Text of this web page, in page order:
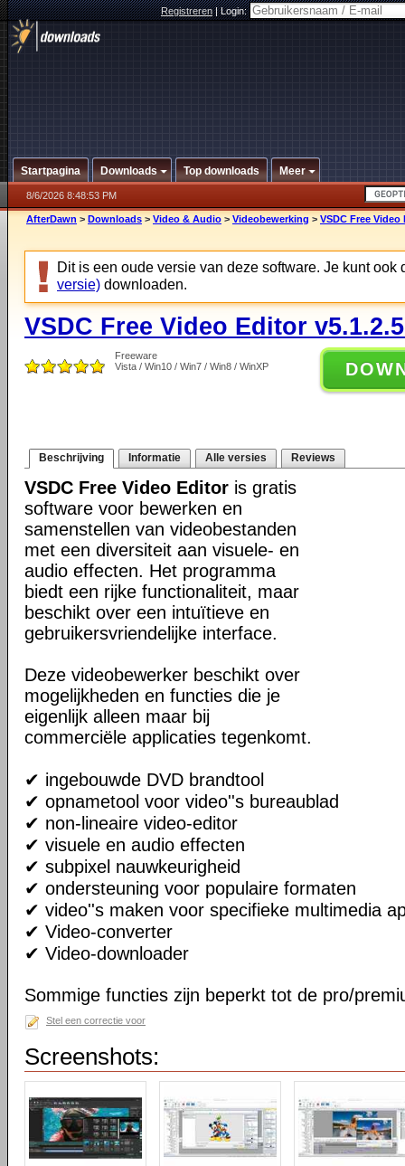
Registreren|Login:
Startpagina Downloads Top downloads Meer
8/6/2026 8:48:53 PM
AfterDawn > Downloads > Video & Audio > Videobewerking > VSDC Free Video
Dit is een oude versie van deze software. Je kunt ook
versie) downloaden.
VSDC Free Video Editor
Freeware
Vista / Win10 / Win7 / Win8 / WinXP
Beschrijving Informatie Alle versies Reviews
VSDC Free Video Editor is gratis
software voor bewerken en
samenstellen van videobestanden
met een diversiteit aan visuele- en
audio effecten. Het programma
biedt een rijke functionaliteit, maar
beschikt over een intuïtieve en
gebruikersvriendelijke interface.
Deze videobewerker beschikt over
mogelijkheden en functies die je
eigenlijk alleen maar bij
commerciële applicaties tegenkomt.
✔ ingebouwde DVD brandtool
✔ opnametool voor video''s bureaublad
✔ non-lineaire video-editor
✔ visuele en audio effecten
✔ subpixel nauwkeurigheid
✔ ondersteuning voor populaire formaten
✔ video''s maken voor specifieke multimedia
✔ Video-converter
✔ Video-downloader
Sommige functies zijn beperkt tot de pro/
Stel een correctie voor
Screenshots: